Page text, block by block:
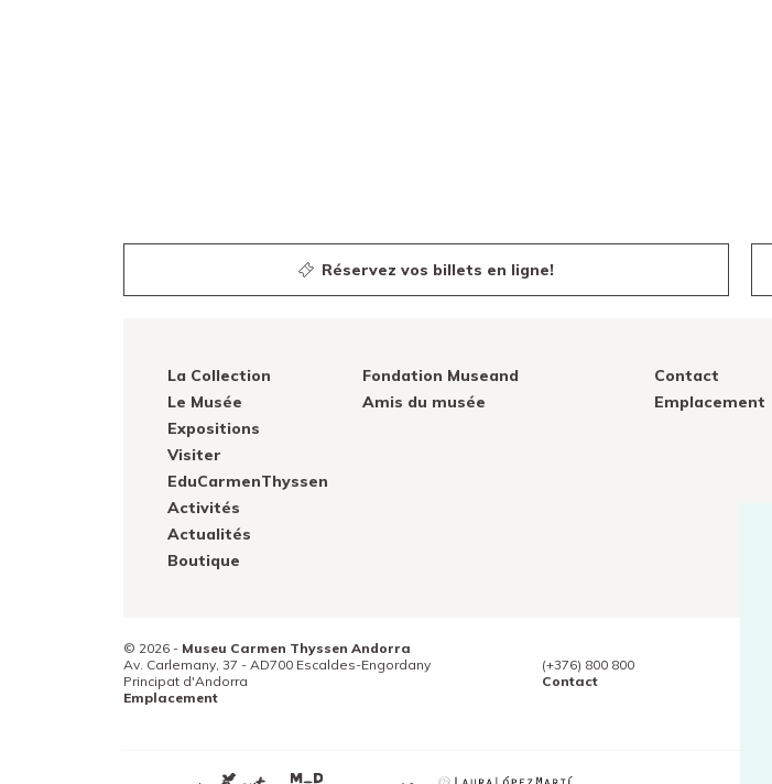
Réservez vos billets en ligne!
La Collection
Le Musée
Expositions
Visiter
EduCarmenThyssen
Activités
Actualités
Boutique
Fondation Museand
Amis du musée
Contact
Emplacement
© 2026 - Museu Carmen Thyssen Andorra
Av. Carlemany, 37 - AD700 Escaldes-Engordany
Principat d'Andorra
Emplacement
(+376) 800 800
Contact